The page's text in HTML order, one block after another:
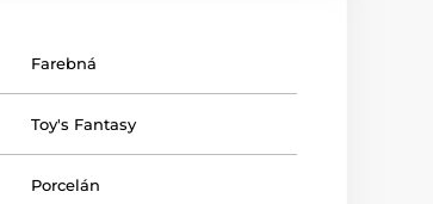
Farebná
Toy's Fantasy
Porcelán